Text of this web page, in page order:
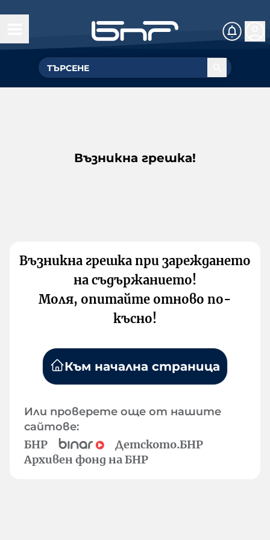
Възникна грешка!
Възникна грешка при зареждането
на съдържанието!
Моля, опитайте отново по-
късно!
Към начална страница
Или проверете още от нашите
сайтове:
БНР
Детското.БНР
Архивен фонд на БНР